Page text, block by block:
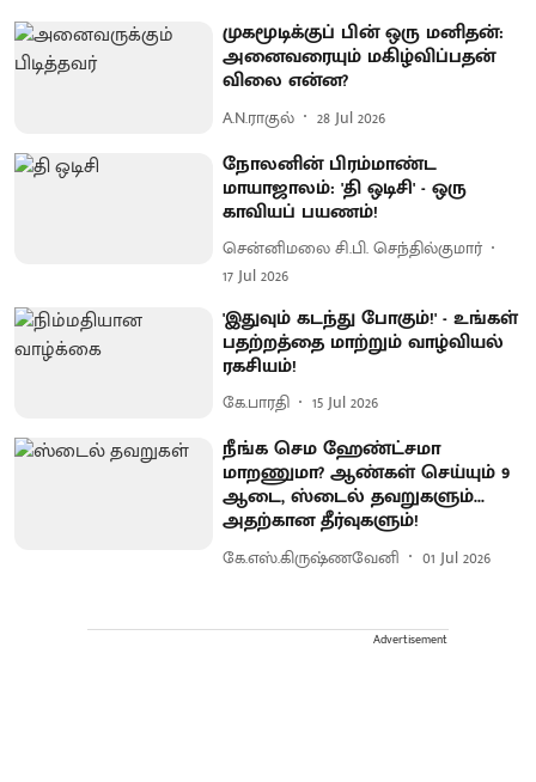
முகமூடிக்குப் பின் ஒரு மனிதன்:
அனைவரையும் மகிழ்விப்பதன்
விலை என்ன?
A.N.ராகுல் 28 Jul 2026
நோலனின் பிரம்மாண்ட
மாயாஜாலம்: 'தி ஒடிசி' - ஒரு
காவியப் பயணம்!
சென்னிமலை சி.பி. செந்தில்குமார்
17 Jul 2026
'இதுவும் கடந்து போகும்!' - உங்கள்
பதற்றத்தை மாற்றும் வாழ்வியல்
ரகசியம்!
கே.பாரதி 15 Jul 2026
நீங்க செம ஹேண்ட்சமா
மாறணுமா? ஆண்கள் செய்யும் 9
ஆடை, ஸ்டைல் தவறுகளும்...
அதற்கான தீர்வுகளும்!
கே.எஸ்.கிருஷ்ணவேனி 01 Jul 2026
Advertisement